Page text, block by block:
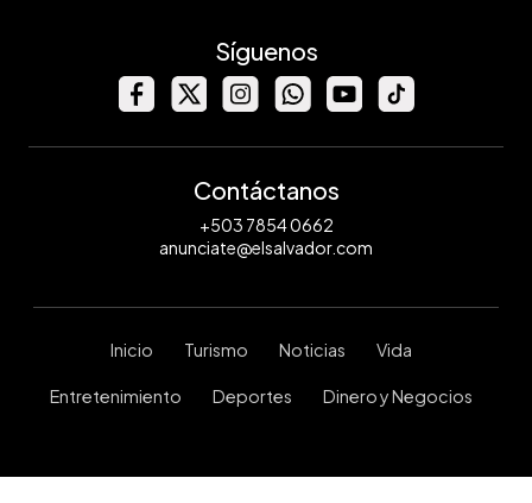
Síguenos
Contáctanos
+503 7854 0662
anunciate@elsalvador.com
Inicio Turismo Noticias Vida
Entretenimiento Deportes Dinero y Negocios